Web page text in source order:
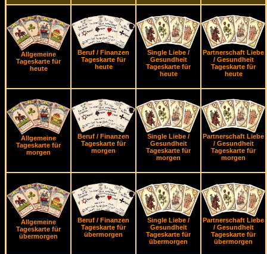
Allgemeine
Tageskarte für
heute
Beruf / Finanzen
Tageskarte für
heute
Single Liebe /
Gesundheit
Tageskarte für
heute
Partnerschaft Liebe
/ Gesundheit
Tageskarte für
heute
Allgemeine
Tageskarte für
morgen
Beruf / Finanzen
Tageskarte für
morgen
Single Liebe /
Gesundheit
Tageskarte für
morgen
Partnerschaft Liebe
/ Gesundheit
Tageskarte für
morgen
Allgemeine
Tageskarte für
übermorgen
Beruf / Finanzen
Tageskarte für
übermorgen
Single Liebe /
Gesundheit
Tageskarte für
übermorgen
Partnerschaft Liebe
/ Gesundheit
Tageskarte für
übermorgen